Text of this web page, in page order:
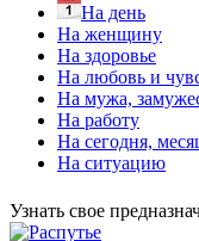
На день
На женщину
На здоровье
На любовь и
На мужа,
На работу
На сегодня,
На ситуацию
Узнать свое